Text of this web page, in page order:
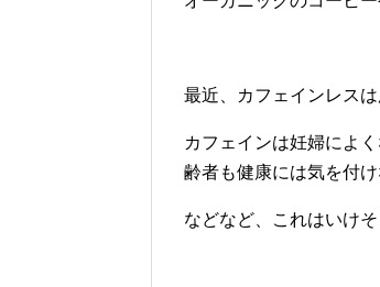
最近、カフェインレス
カフェインは妊婦によ
齢者も健康には気を付
などなど、これはいけ